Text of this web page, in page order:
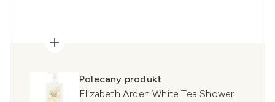
Polecany produkt
Elizabeth Arden White Tea Shower